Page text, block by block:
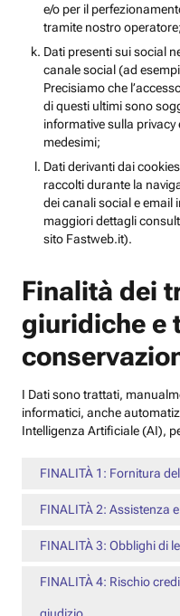
e/o per il
tramite nostro operatore;
Dati presenti sui social
canale social (ad
Precisiamo che
di questi ultimi sono
informative sulla
medesimi;
Dati derivanti dai
raccolti durante la
dei canali social e email
maggiori dettagli
sito Fastweb.it).
Finalità dei
giuridiche e
I Dati sono trattati,
informatici, anche
Intelligenza Artificiale (AI),
FINALITÀ 1: Fornitura
FINALITÀ 2: Assistenza
FINALITÀ 3: Obblighi di
FINALITÀ 4: Rischio